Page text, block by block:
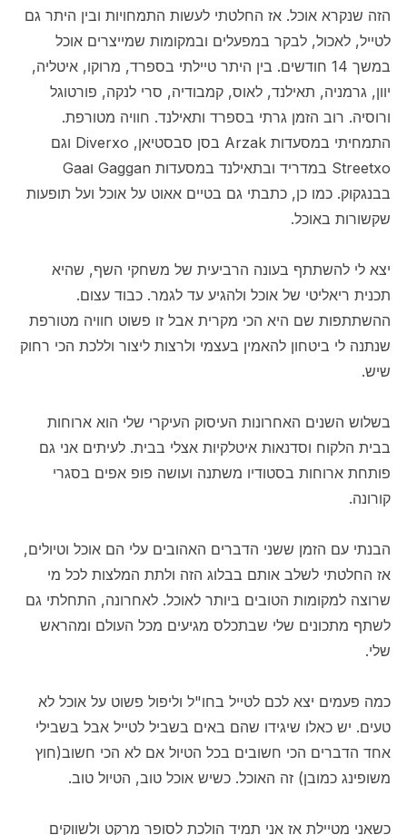
הזה שנקרא אוכל. אז החלטתי לעשות התמחויות ובין היתר גם
לטייל, לאכול, לבקר במפעלים ובמקומות שמייצרים אוכל
במשך 14 חודשים. בין היתר טיילתי בספרד, מרוקו, איטליה,
יוון, גרמניה, תאילנד, לאוס, קמבודיה, סרי לנקה, פורטוגל
ורוסיה. רוב הזמן גרתי בספרד ותאילנד. חוויה מטורפת.
התמחיתי במסעדות Arzak בסן סבסטיאן, Diverxo וגם
Streetxo במדריד ובתאילנד במסעדות Gaggan וGaa
בבנגקוק. כמו כן, כתבתי גם בטיים אאוט על אוכל ועל תופעות
שקשורות באוכל.
יצא לי להשתתף בעונה הרביעית של משחקי השף, שהיא
תכנית ריאליטי של אוכל ולהגיע עד לגמר. כבוד עצום.
ההשתתפות שם היא הכי מקרית אבל זו פשוט חוויה מטורפת
שנתנה לי ביטחון להאמין בעצמי ולרצות ליצור וללכת הכי רחוק
שיש.
בשלוש השנים האחרונות העיסוק העיקרי שלי הוא ארוחות
בבית הלקוח וסדנאות איטלקיות אצלי בבית. לעיתים אני גם
פותחת ארוחות בסטודיו משתנה ועושה פופ אפים בסגרי
קורונה.
הבנתי עם הזמן ששני הדברים האהובים עלי הם אוכל וטיולים,
אז החלטתי לשלב אותם בבלוג הזה ולתת המלצות לכל מי
שרוצה למקומות הטובים ביותר לאוכל. לאחרונה, התחלתי גם
לשתף מתכונים שלי שבתכלס מגיעים מכל העולם ומהראש
שלי.
כמה פעמים יצא לכם לטייל בחו"ל וליפול פשוט על אוכל לא
טעים. יש כאלו שיגידו שהם באים בשביל לטייל אבל בשבילי
אחד הדברים הכי חשובים בכל הטיול אם לא הכי חשוב(חוץ
משופינג כמובן) זה האוכל. כשיש אוכל טוב, הטיול טוב.
כשאני מטיילת אז אני תמיד הולכת לסופר מרקט ולשווקים